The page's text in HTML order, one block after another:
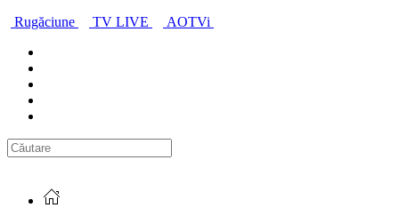
Rugăciune
TV LIVE AOTVi